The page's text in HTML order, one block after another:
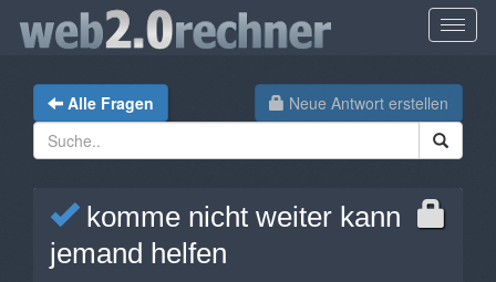
Neue Antwort erstellen
Alle Fragen
komme nicht weiter kann
jemand helfen